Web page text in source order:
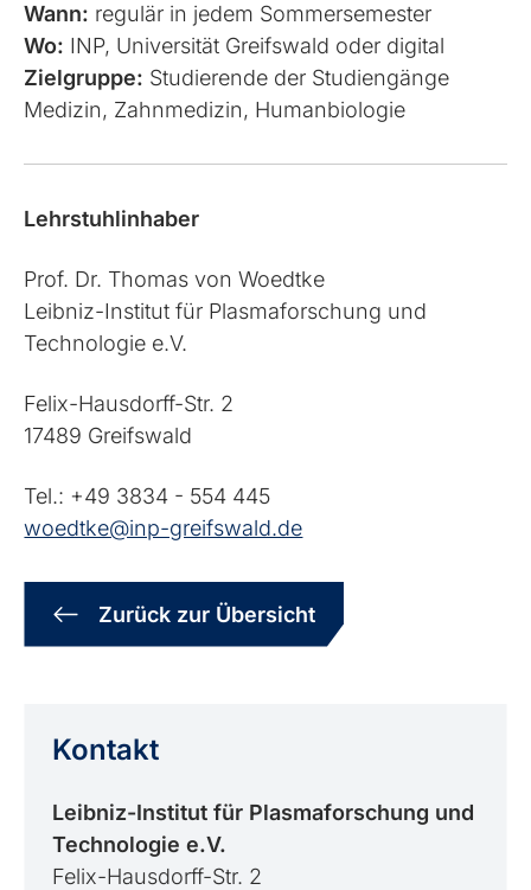
Wann: regulär in jedem Sommer­semester
Wo: INP, Universität Greifswald oder digital
Zielgruppe: Studierende der Studien­gänge
Medizin, Zahn­medizin, Human­biologie
Lehrstuhlinhaber
Prof. Dr. Thomas von Woedtke
Leibniz-Institut für Plasma­forschung und
Techno­logie e.V.
Felix-Hausdorff-Str. 2
17489 Greifswald
Tel.: +49 3834 - 554 445
woedtke@inp-greifswald.de
Zurück zur Übersicht
Kontakt
Leibniz-Institut für Plasmaforschung und
Technologie e.V.
Felix-Hausdorff-Str. 2